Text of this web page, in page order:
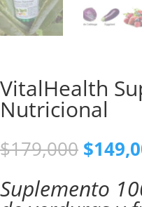
VitalHealth
Nutricional
$179,000 El
precio
era:
$
Suplemento